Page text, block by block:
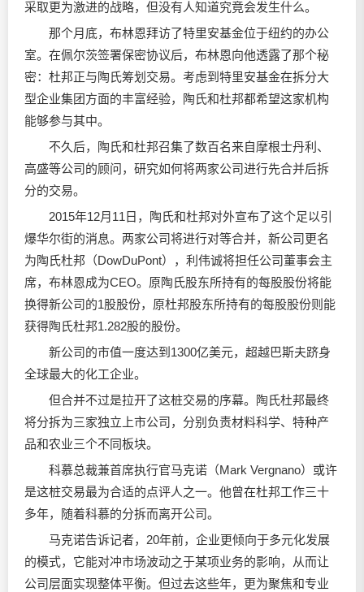
采取更为激进的战略，但没有人知道究竟会发生什么。
那个月底，布林恩拜访了特里安基金位于纽约的办公
室。在佩尔茨签署保密协议后，布林恩向他透露了那个秘
密：杜邦正与陶氏筹划交易。考虑到特里安基金在拆分大
型企业集团方面的丰富经验，陶氏和杜邦都希望这家机构
能够参与其中。
不久后，陶氏和杜邦召集了数百名来自摩根士丹利、
高盛等公司的顾问，研究如何将两家公司进行先合并后拆
分的交易。
2015年12月11日，陶氏和杜邦对外宣布了这个足以引
爆华尔街的消息。两家公司将进行对等合并，新公司更名
为陶氏杜邦（DowDuPont），利伟诚将担任公司董事会主
席，布林恩成为CEO。原陶氏股东所持有的每股股份将能
换得新公司的1股股份，原杜邦股东所持有的每股股份则能
获得陶氏杜邦1.282股的股份。
新公司的市值一度达到1300亿美元，超越巴斯夫跻身
全球最大的化工企业。
但合并不过是拉开了这桩交易的序幕。陶氏杜邦最终
将分拆为三家独立上市公司，分别负责材料科学、特种产
品和农业三个不同板块。
科慕总裁兼首席执行官马克诺（Mark Vergnano）或许
是这桩交易最为合适的点评人之一。他曾在杜邦工作三十
多年，随着科慕的分拆而离开公司。
马克诺告诉记者，20年前，企业更倾向于多元化发展
的模式，它能对冲市场波动之于某项业务的影响，从而让
公司层面实现整体平衡。但过去这些年，更为聚焦和专业